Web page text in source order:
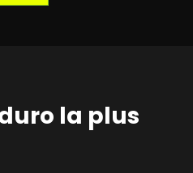
la plus